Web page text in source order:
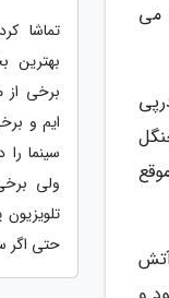
می
تماشا
برخی
ایم و
سینما
ولی
حتی اگر